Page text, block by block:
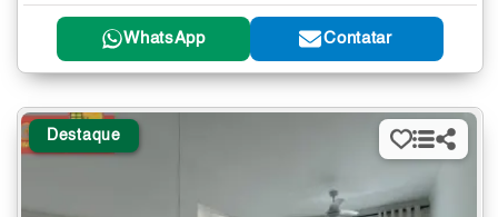
WhatsApp Contatar
Destaque